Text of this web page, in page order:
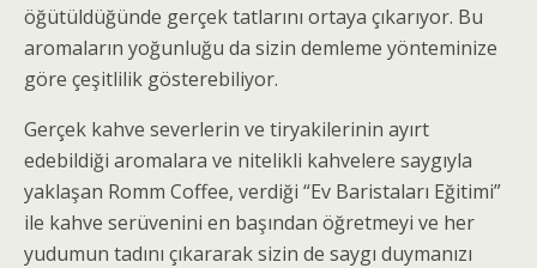
öğütüldüğünde gerçek tatlarını ortaya çıkarıyor. Bu
aromaların yoğunluğu da sizin demleme yönteminize
göre çeşitlilik gösterebiliyor.
Gerçek kahve severlerin ve tiryakilerinin ayırt
edebildiği aromalara ve nitelikli kahvelere saygıyla
yaklaşan Romm Coffee, verdiği “Ev Baristaları Eğitimi”
ile kahve serüvenini en başından öğretmeyi ve her
yudumun tadını çıkararak sizin de saygı duymanızı